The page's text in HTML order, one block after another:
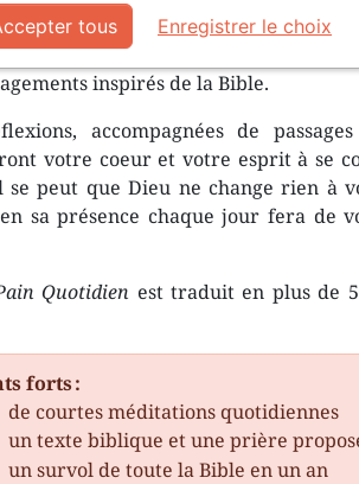
comporte son lot de décisions
de méditations
inspirés de la Bible.
accompagnées de
votre coeur et votre esprit à se
se peut que Dieu ne change rien à
sa présence chaque jour fera de
Quotidien est traduit en plus de
forts :
de courtes méditations quotidiennes
un texte biblique et une prière
un survol de toute la Bible en un an
tous Enregistrer le choix